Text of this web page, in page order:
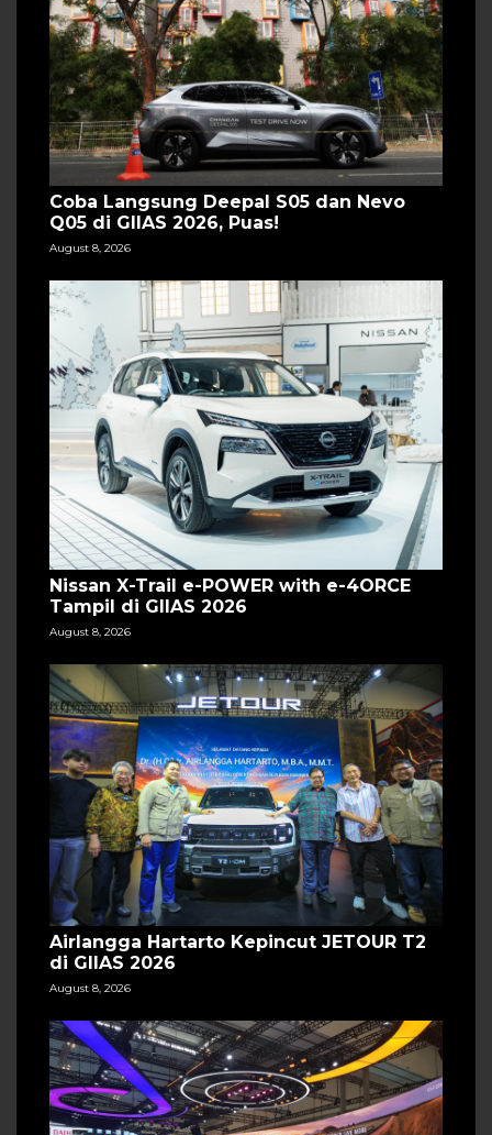
Coba Langsung Deepal S05 dan Nevo
Q05 di GIIAS 2026, Puas!
August 8, 2026
Nissan X-Trail e-POWER with e-4ORCE
Tampil di GIIAS 2026
August 8, 2026
Airlangga Hartarto Kepincut JETOUR T2
di GIIAS 2026
August 8, 2026